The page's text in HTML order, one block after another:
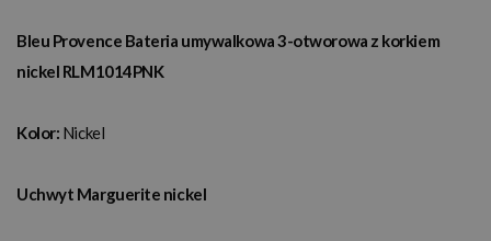
Bleu Provence Bateria umywalkowa 3-otworowa z korkiem
nickel RLM1014PNK
Kolor: Nickel
Uchwyt Marguerite nickel